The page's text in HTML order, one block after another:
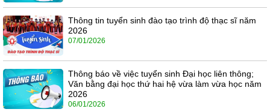
Thông tin tuyển sinh đào tạo trình độ thạc sĩ năm
2026
07/01/2026
Thông báo về việc tuyển sinh Đại học liên thông;
Văn bằng đại học thứ hai hệ vừa làm vừa học năm
2026
06/01/2026